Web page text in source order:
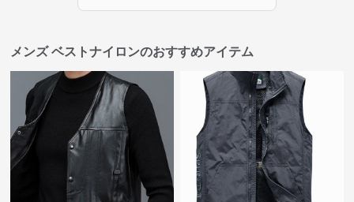
メンズ ベストナイロンのおすすめアイテム